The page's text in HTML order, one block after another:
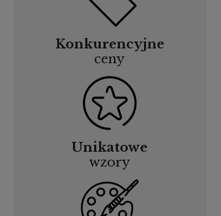
Konkurencyjne
ceny
Unikatowe
wzory